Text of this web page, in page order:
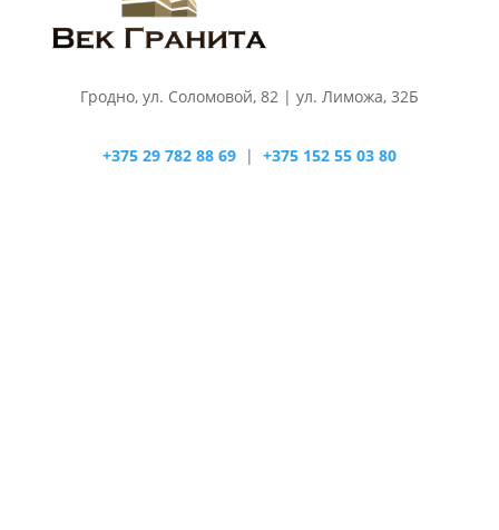
Гродно, ул. Соломовой, 82 | ул. Лиможа, 32Б
+375 29 782 88 69| +375 152 55 03 80